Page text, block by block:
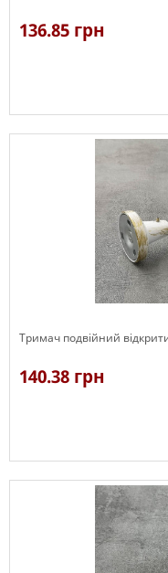
136.85 грн
Тримач подвійний
140.38 грн